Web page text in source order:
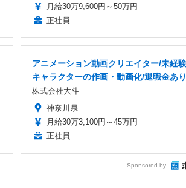
月給30万9,600円～50万円
正社員
アニメーション動画クリエイター/未経
キャラクターの作画・動画化/退職金あり
株式会社大斗
神奈川県
月給30万3,100円～45万円
正社員
Sponsored by